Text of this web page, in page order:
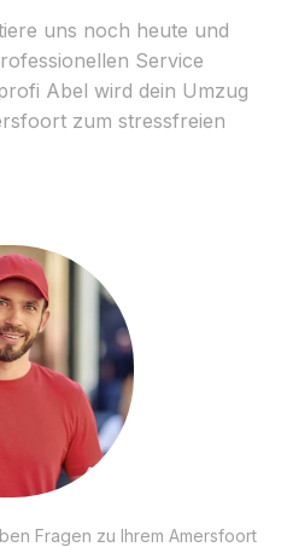
uns noch heute und
Service
Abel wird dein Umzug
zum stressfreien
Fragen zu Ihrem Amersfoort